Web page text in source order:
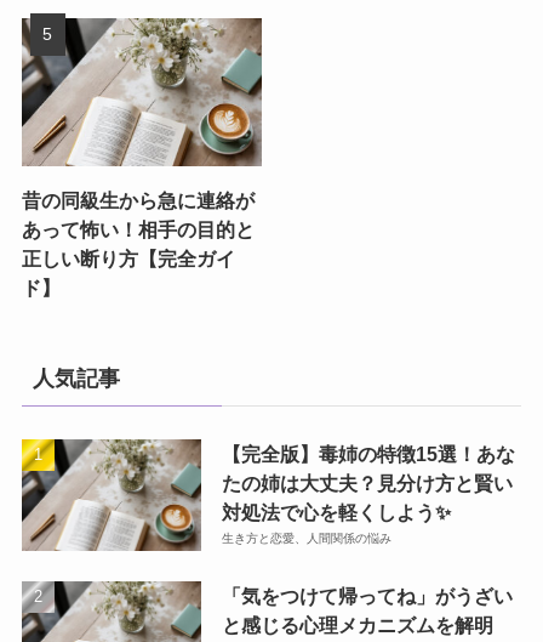
昔の同級生から急に連絡が
あって怖い！相手の目的と
正しい断り方【完全ガイ
ド】
人気記事
【完全版】毒姉の特徴15選！あな
たの姉は大丈夫？見分け方と賢い
対処法で心を軽くしよう✨
生き方と恋愛、人間関係の悩み
「気をつけて帰ってね」がうざい
と感じる心理メカニズムを解明